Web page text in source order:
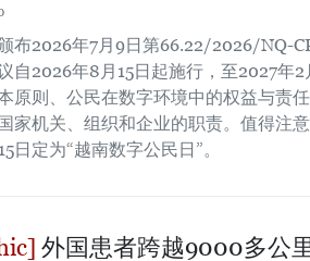
布2026年7月9日第66.22/2026/NQ-
自2026年8月15日起施行，至2027年
原则、公民在数字环境中的权益与责
家机关、组织和企业的职责。值得注
日定为“越南数字公民日”。
外国患者跨越9000多公